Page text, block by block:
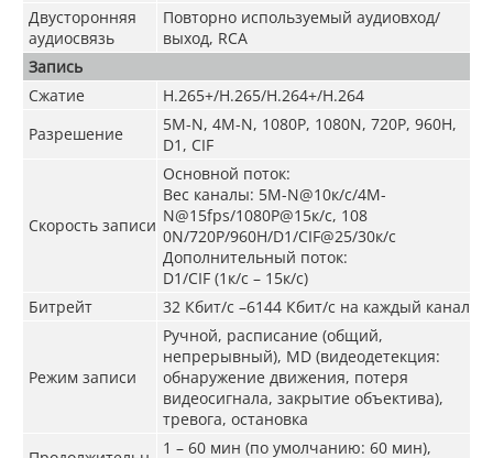
Двусторонняя
аудиосвязь
Повторно используемый аудиовход/
выход, RCA
Запись
Сжатие
H.265+/H.265/H.264+/H.264
Разрешение
5M-N, 4M-N, 1080P, 1080N, 720P, 960H,
D1, CIF
Скорость записи
Основной поток:
Вес каналы: 5M-N@10к/с/4M-
N@15fps/1080P@15к/с, 108
0N/720P/960H/D1/CIF@25/30к/с
Дополнительный поток:
D1/CIF (1к/с – 15к/с)
Битрейт
32 Кбит/с –6144 Кбит/с на каждый канал
Режим записи
Ручной, расписание (общий,
непрерывный), MD (видеодетекция:
обнаружение движения, потеря
видеосигнала, закрытие объектива),
тревога, остановка
1 – 60 мин (по умолчанию: 60 мин),